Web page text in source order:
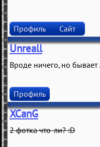
Профиль Сайт
Unreall
Вроде ничего, но бывает
Профиль
XCanG
2 фотка что-ли? :D